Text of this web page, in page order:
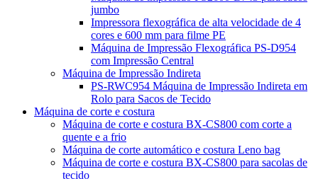
jumbo
Impressora flexográfica de alta velocidade de 4
cores e 600 mm para filme PE
Máquina de Impressão Flexográfica PS-D954
com Impressão Central
Máquina de Impressão Indireta
PS-RWC954 Máquina de Impressão Indireta em
Rolo para Sacos de Tecido
Máquina de corte e costura
Máquina de corte e costura BX-CS800 com corte a
quente e a frio
Máquina de corte automático e costura Leno bag
Máquina de corte e costura BX-CS800 para sacolas de
tecido